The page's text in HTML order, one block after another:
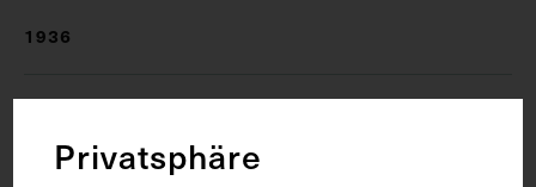
1936
Privatsphäre